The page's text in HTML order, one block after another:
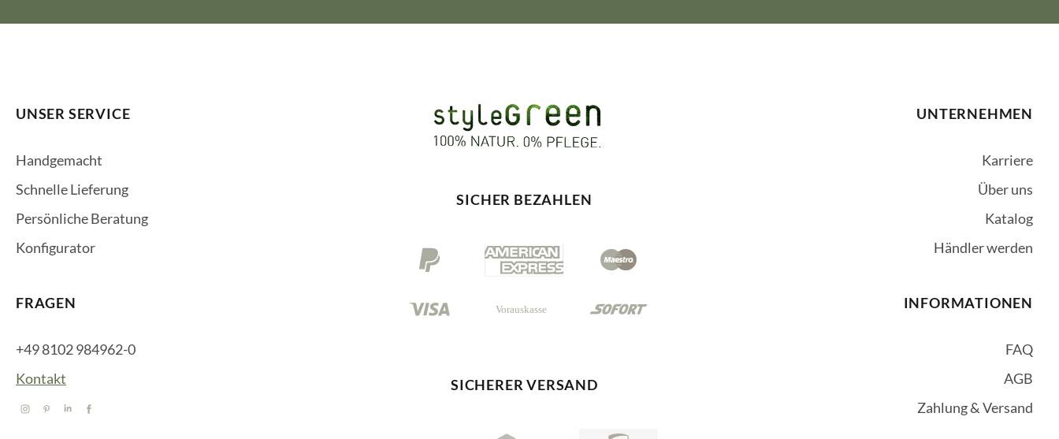
UNSER SERVICE
Handgemacht
Schnelle Lieferung
Persönliche Beratung
Konfigurator
FRAGEN
+49 8102 984962-0
Kontakt
SICHER BEZAHLEN
SICHERER VERSAND
UNTERNEHMEN
Karriere
Über uns
Katalog
Händler werden
INFORMATIONEN
FAQ
AGB
Zahlung & Versand